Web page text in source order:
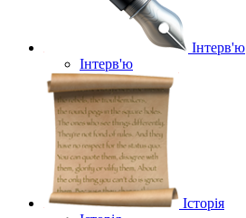
Інтерв'ю
Інтерв'ю
Історія